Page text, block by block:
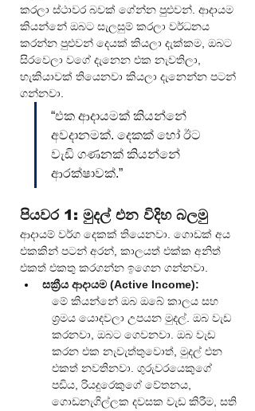
කරලා ස්ථාවර බවක් ගේන්න පුළුවන්. ආදායම
කියන්නේ ඔබට සැලසුම් කරලා වර්ධනය
කරන්න පුළුවන් දෙයක් කියලා දැක්කම, ඔබට
සිරවෙලා වගේ දැනෙන එක නැවතිලා,
හැකියාවක් තියෙනවා කියලා දැනෙන්න පටන්
ගන්නවා.
“එක ආදායමක් කියන්නේ
අවදානමක්. දෙකක් හෝ ඊට
වැඩි ගණනක් කියන්නේ
ආරක්ෂාවක්.”
පියවර 1: මුදල් එන විදිහ බලමු
ආදායම් වර්ග දෙකක් තියෙනවා. ගොඩක් අය
එකකින් පටන් අරන්, කාලයත් එක්ක අනිත්
එකත් එකතු කරගන්න ඉගෙන ගන්නවා.
සක්‍රීය ආදායම (Active Income):
මේ කියන්නේ ඔබ ඔබේ කාලය සහ
ශ්‍රමය යොදවලා උපයන මුදල්. ඔබ වැඩ
කරනවා, ඔබට ගෙවනවා. ඔබ වැඩ
කරන එක නැවැත්තුවොත්, මුදල් එන
එකත් නවතිනවා. ගුරුවරයෙකුගේ
පඩිය, රියදුරෙකුගේ වේතනය,
ගොඩනැගිල්ලක දවසක වැඩ කිරීම, සති